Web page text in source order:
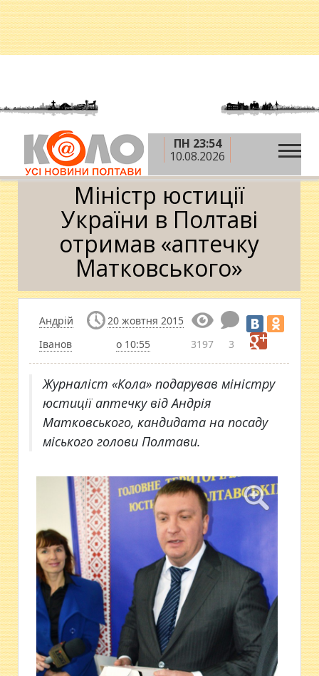
ПН 23:54
10.08.2026
Головна » Вибори-2015
Міністр юстиції
України в Полтаві отримав «аптечку Матковського»
Міністр юстиції
України в Полтаві
отримав «аптечку
Матковського»
Андрій
Іванов
20 жовтня 2015
о 10:55
3197 3
Журналіст «Кола» подарував міністру
юстиції аптечку від Андрія
Матковського, кандидата на посаду
міського голови Полтави.